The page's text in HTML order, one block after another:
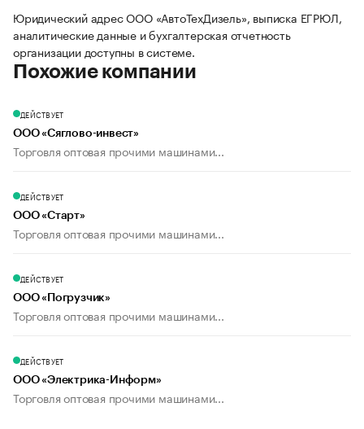
Юридический адрес ООО «АвтоТехДизель», выписка ЕГРЮЛ,
аналитические данные и бухгалтерская отчетность
организации доступны в системе.
Похожие компании
ДЕЙСТВУЕТ
ООО «Сяглово-инвест»
Торговля оптовая прочими машинами...
ДЕЙСТВУЕТ
ООО «Старт»
Торговля оптовая прочими машинами...
ДЕЙСТВУЕТ
ООО «Погрузчик»
Торговля оптовая прочими машинами...
ДЕЙСТВУЕТ
ООО «Электрика-Информ»
Торговля оптовая прочими машинами...